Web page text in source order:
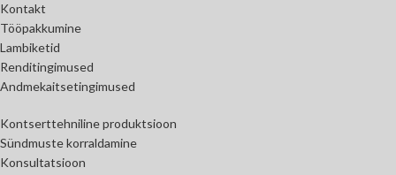
Kontakt
Tööpakkumine
Lambiketid
Renditingimused
Andmekaitsetingimused
Kontserttehniline produktsioon
Sündmuste korraldamine
Konsultatsioon